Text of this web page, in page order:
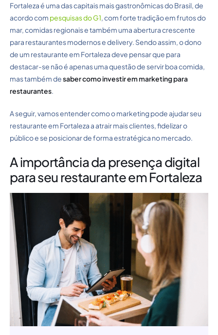
Fortaleza é uma das capitais mais gastronômicas do Brasil, de
acordo com pesquisas do G1, com forte tradição em frutos do
mar, comidas regionais e também uma abertura crescente
para restaurantes modernos e delivery. Sendo assim, o dono
de um restaurante em Fortaleza deve pensar que para
destacar-se não é apenas uma questão de servir boa comida,
mas também desaber como investir em marketing para
restaurantes.
A seguir, vamos entender como o marketing pode ajudar seu
restaurante em Fortaleza a atrair mais clientes, fidelizar o
público e se posicionar de forma estratégica no mercado.
A importância da presença digital
para seu restaurante em Fortaleza